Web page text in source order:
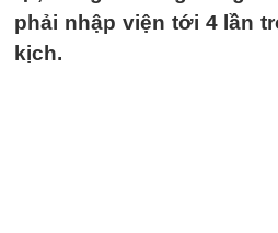
phải nhập viện tới 4 lần
kịch.